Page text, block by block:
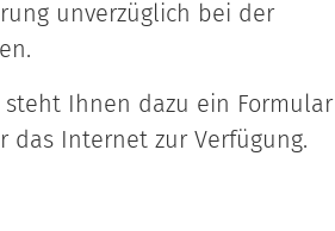
unverzüglich bei der
steht Ihnen dazu ein Formular
Internet zur Verfügung.